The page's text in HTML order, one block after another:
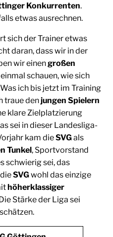
Konkurrenten.
etwas ausrechnen.
sich der Trainer etwas
daran, dass wir in der
wir einengroßen
schauen, wie sich
ich bis jetzt im Training
traue denjungen Spielern
klare Zielplatzierung
sei in dieser Landesliga-
kam dieSVGals
Tunkel, Sportvorstand
schwierig sei, das
SVGwohl das einzige
höherklassiger
Stärke der Liga sei